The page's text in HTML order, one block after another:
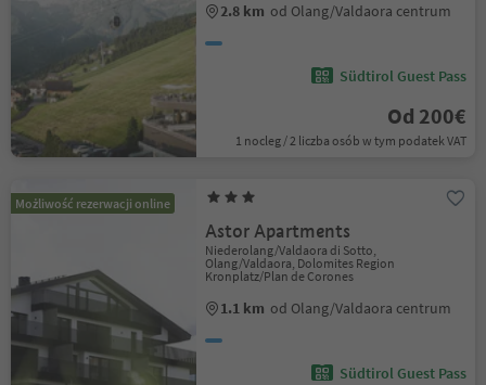
2.8 km od Olang/Valdaora centrum
Südtirol Guest Pass
Od 200€
1 nocleg / 2 liczba osób w tym podatek VAT
Możliwość rezerwacji online
Astor Apartments
Niederolang/Valdaora di Sotto,
Olang/Valdaora, Dolomites Region
Kronplatz/Plan de Corones
1.1 km od Olang/Valdaora centrum
Südtirol Guest Pass